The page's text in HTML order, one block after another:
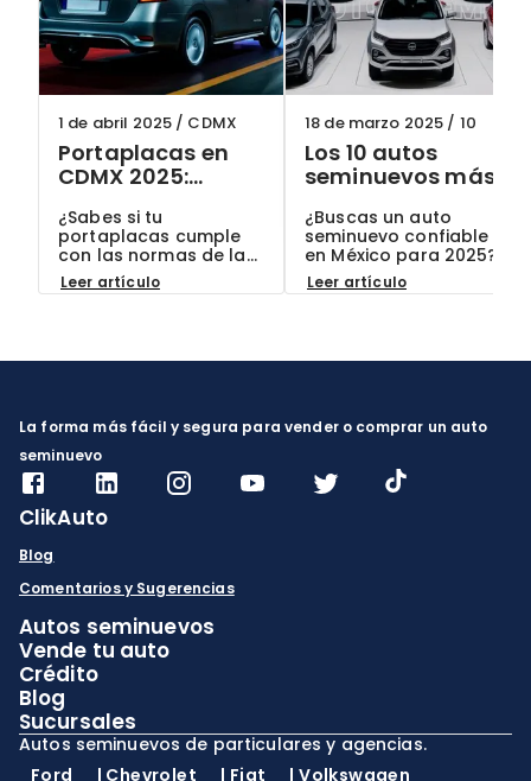
1 de abril 2025 / CDMX
Portaplacas en
CDMX 2025:
permitidos y
cómo evitar
multas?
¿Sabes si tu
portaplacas cumple
con las normas de la
CDMX? Descubre qué
modelos están
y por qué elegir autos
verificada en ClikAuto
Leer artículo
18 de marzo 2025 / 10
Los 10 autos
seminuevos más
México para 2025:
Guía actualizada
¿Buscas un auto
seminuevo confiable
en México para 2025?
Conoce los 10 modelos
más recomendados
ofrecemos garantías
Leer artículo
La forma más fácil y segura para vender o comprar un auto
seminuevo
ClikAuto
Blog
Comentarios y Sugerencias
Autos seminuevos
Vende tu auto
Crédito
Blog
Sucursales
Autos seminuevos de particulares y agencias.
Ford
| Chevrolet | Fiat |Volkswagen